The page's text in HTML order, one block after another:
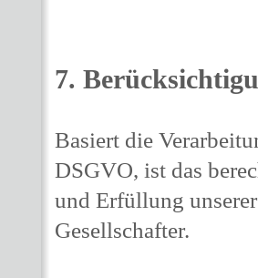
7.
Basiert die
DSGVO, ist das
und Erfüllung
Gesellschafter.